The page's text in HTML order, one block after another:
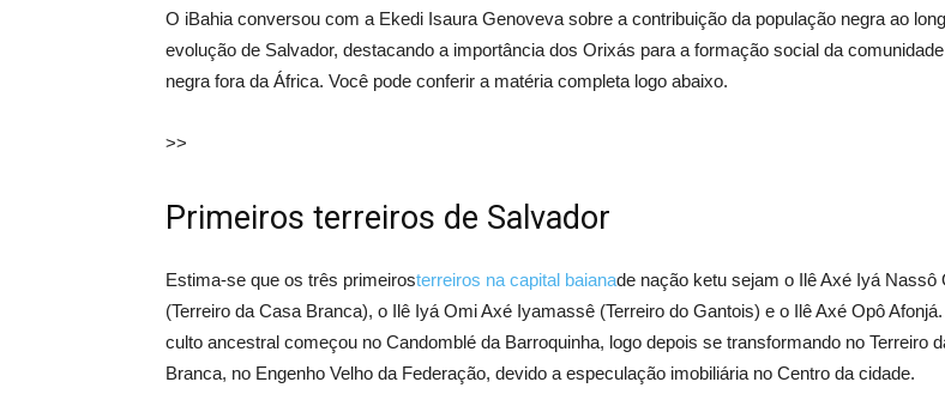
O iBahia conversou com a Ekedi Isaura Genoveva sobre a contribuição da população negra ao
evolução de Salvador, destacando a importância dos Orixás para a formação social da
negra fora da África. Você pode conferir a matéria completa logo abaixo.
>>
Primeiros terreiros de Salvador
Estima-se que os três primeirosterreiros na capital baianade nação ketu sejam o Ilê Axé Iyá Nassô
(Terreiro da Casa Branca), o Ilê Iyá Omi Axé Iyamassê (Terreiro do Gantois) e o Ilê Axé Opô
culto ancestral começou no Candomblé da Barroquinha, logo depois se transformando no Terreiro
Branca, no Engenho Velho da Federação, devido a especulação imobiliária no Centro da cidade.